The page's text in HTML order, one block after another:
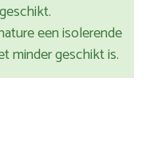
een isolerende
minder geschikt is.